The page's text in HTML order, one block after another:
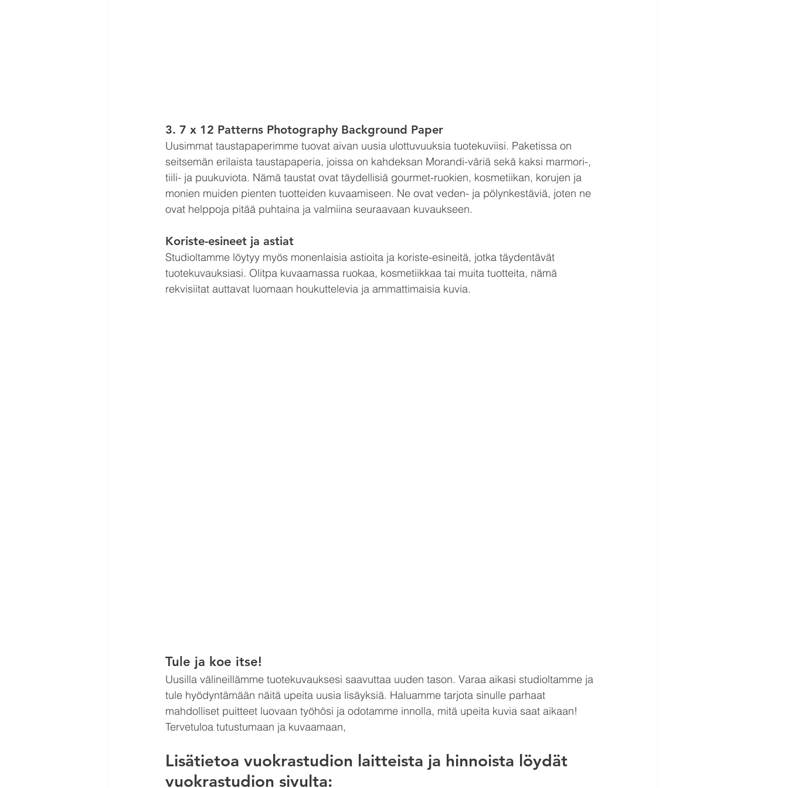
3. 7 x 12 Patterns Photography Background Paper
Uusimmat taustapaperimme tuovat aivan uusia ulottuvuuksia tuotekuviisi. Paketissa on
seitsemän erilaista taustapaperia, joissa on kahdeksan Morandi-väriä sekä kaksi marmori-,
tiili- ja puukuviota. Nämä taustat ovat täydellisiä gourmet-ruokien, kosmetiikan, korujen ja
monien muiden pienten tuotteiden kuvaamiseen. Ne ovat veden- ja pölynkestäviä, joten ne
ovat helppoja pitää puhtaina ja valmiina seuraavaan kuvaukseen.
Koriste-esineet ja astiat
Studioltamme löytyy myös monenlaisia astioita ja koriste-esineitä, jotka täydentävät
tuotekuvauksiasi. Olitpa kuvaamassa ruokaa, kosmetiikkaa tai muita tuotteita, nämä
rekvisiitat auttavat luomaan houkuttelevia ja ammattimaisia kuvia.
Tule ja koe itse!
Uusilla välineillämme tuotekuvauksesi saavuttaa uuden tason. Varaa aikasi studioltamme ja
tule hyödyntämään näitä upeita uusia lisäyksiä. Haluamme tarjota sinulle parhaat
mahdolliset puitteet luovaan työhösi ja odotamme innolla, mitä upeita kuvia saat aikaan!
Tervetuloa tutustumaan ja kuvaamaan,
Lisätietoa vuokrastudion laitteista ja hinnoista löydät
vuokrastudion sivulta: